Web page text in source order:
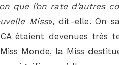
que l’on rate d’autres
Miss», dit-elle. On
étaient devenues très
Monde, la Miss